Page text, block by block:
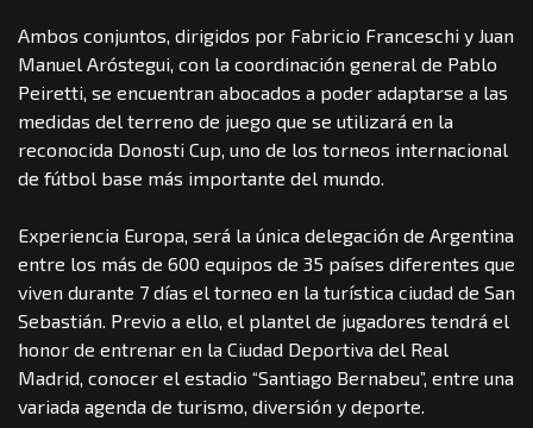
Ambos conjuntos, dirigidos por Fabricio Franceschi y Juan
Manuel Aróstegui, con la coordinación general de Pablo
Peiretti, se encuentran abocados a poder adaptarse a las
medidas del terreno de juego que se utilizará en la
reconocida Donosti Cup, uno de los torneos internacional
de fútbol base más importante del mundo.
Experiencia Europa, será la única delegación de Argentina
entre los más de 600 equipos de 35 países diferentes que
viven durante 7 días el torneo en la turística ciudad de San
Sebastián. Previo a ello, el plantel de jugadores tendrá el
honor de entrenar en la Ciudad Deportiva del Real
Madrid, conocer el estadio “Santiago Bernabeu”, entre una
variada agenda de turismo, diversión y deporte.